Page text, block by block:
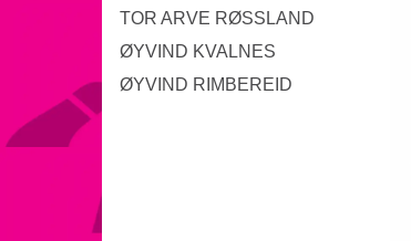
TOR ARVE RØSSLAND
ØYVIND KVALNES
ØYVIND RIMBEREID